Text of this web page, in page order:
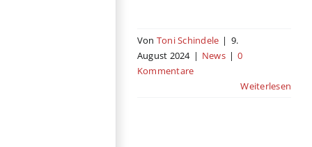
Von Toni Schindele | 9.
August 2024 | News | 0
Kommentare
Weiterlesen